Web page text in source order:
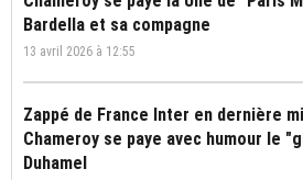
Bardella et sa compagne
13 avril 2026 à 12:55
Zappé de France Inter en dernière
Chameroy se paye avec humour le
Duhamel